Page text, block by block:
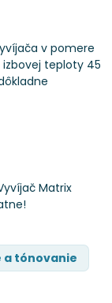
v pomere
izbovej teploty 45
Matrix
a tónovanie